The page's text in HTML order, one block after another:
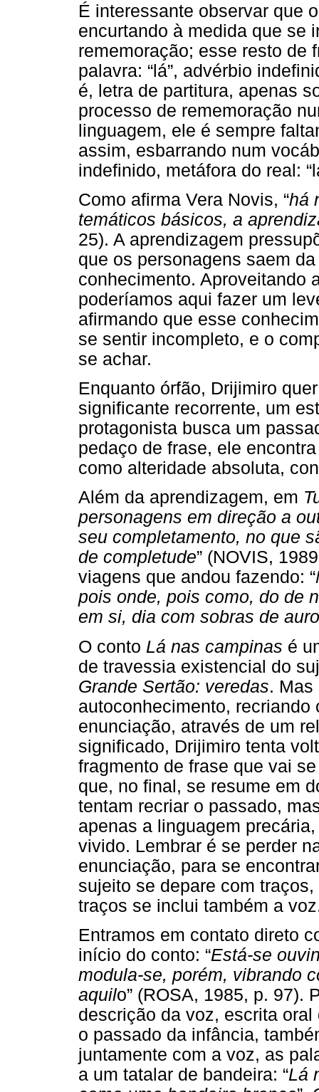
É interessante observar que
encurtando à medida que se
rememoração; esse resto de
palavra: “lá”, advérbio
é, letra de partitura, apenas
processo de rememoração
linguagem, ele é sempre
assim, esbarrando num
indefinido, metáfora do real:
Como afirma Vera Novis, “há
temáticos básicos, a
25). A aprendizagem
que os personagens saem
conhecimento. Aproveitando
poderíamos aqui fazer um
afirmando que esse
se sentir incompleto, e o
se achar.
Enquanto órfão, Drijimiro
significante recorrente, um
protagonista busca um
pedaço de frase, ele
como alteridade absoluta,
Além da aprendizagem, em
personagens em direção a
seu completamento, no que
de completude” (NOVIS,
viagens que andou fazendo: “
pois onde, pois como, do de
em si, dia com sobras de
O conto Lá nas campinas é
de travessia existencial do
Grande Sertão: veredas. Mas
autoconhecimento, recriando
enunciação, através de um
significado, Drijimiro tenta
fragmento de frase que vai
que, no final, se resume em
tentam recriar o passado,
apenas a linguagem
vivido. Lembrar é se perder
enunciação, para se
sujeito se depare com
traços se inclui também a
Entramos em contato direto
início do conto: “Está-se
modula-se, porém, vibrando
aquilo” (ROSA, 1985, p. 97).
descrição da voz, escrita
o passado da infância,
juntamente com a voz, as
a um tatalar de bandeira: “Lá